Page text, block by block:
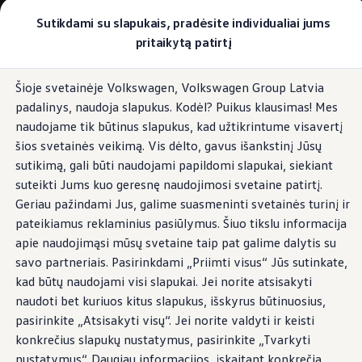
Sutikdami su slapukais, pradėsite individualiai jums
pritaikytą patirtį
Šioje svetainėje Volkswagen, Volkswagen Group Latvia
padalinys, naudoja slapukus. Kodėl? Puikus klausimas! Mes
naudojame tik būtinus slapukus, kad užtikrintume visavertį
šios svetainės veikimą. Vis dėlto, gavus išankstinį Jūsų
sutikimą, gali būti naudojami papildomi slapukai, siekiant
suteikti Jums kuo geresnę naudojimosi svetaine patirtį.
Geriau pažindami Jus, galime suasmeninti svetainės turinį ir
pateikiamus reklaminius pasiūlymus. Šiuo tikslu informacija
apie naudojimąsi mūsų svetaine taip pat galime dalytis su
savo partneriais. Pasirinkdami „Priimti visus“ Jūs sutinkate,
kad būtų naudojami visi slapukai. Jei norite atsisakyti
naudoti bet kuriuos kitus slapukus, išskyrus būtinuosius,
pasirinkite „Atsisakyti visų“. Jei norite valdyti ir keisti
konkrečius slapukų nustatymus, pasirinkite „Tvarkyti
nustatymus“. Daugiau informacijos, įskaitant konkrečią
pagrindinį
turinį
poraštę
Pasirinkite savo Volkswagen
Modeliai ir konfigūratorius
Naujasis ID. Cross
Konfigūruoti
Volkswagen komerciniai automobiliai. Pasiruošę bet
Volkswagen automobilių e-parduotuvė
Pasiūlymai ir paslaugos
Jubiliejinis pasiūlymas
Garantija
Lizingas
Automobilio mainai
Volkswagen automobilių e-parduotuvė
Elektromobiliai ir hibridiniai modeliai
Valstybės parama
Elektromobiliai
ID. žinios
Įkrovimas ir ridos atsarga
Technologija ir evoliucija
Perėjimas prie elektrinio mobilumo
Ekologinis tvarumas
Elektromobiliai servise: daugiau jokio alyvos
ID. programinės įrangos atnaujinimas*
Elektromobilių pristatymo trukmė